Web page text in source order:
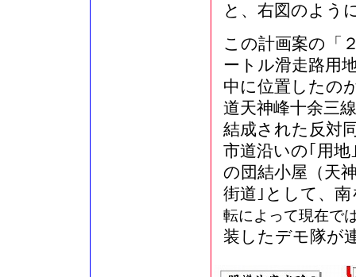
と、右図のよう
この計画案の「
ートル滑走路用
中に位置したの
道天神峰十余三
結成された反対
市道沿いの｢用地
の団結小屋（天
街道｣として、
転によって現在で
装したデモ隊が